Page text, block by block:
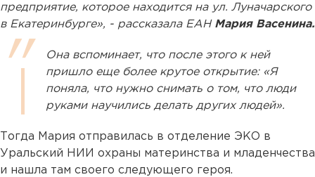
предприятие, которое находится на ул. Луначарского
в Екатеринбурге», - рассказала ЕАН Мария Васенина.
Она вспоминает, что после этого к ней
пришло еще более крутое открытие: «Я
поняла, что нужно снимать о том, что люди
руками научились делать других людей».
Тогда Мария отправилась в отделение ЭКО в
Уральский НИИ охраны материнства и младенчества
и нашла там своего следующего героя.